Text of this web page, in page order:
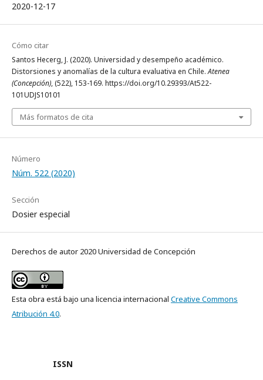
2020-12-17
Cómo citar
Santos Hecerg, J. (2020). Universidad y desempeño académico.
Distorsiones y anomalías de la cultura evaluativa en Chile.Atenea
(Concepción), (522), 153-169. https://doi.org/10.29393/At522-
101UDJS10101
Más formatos de cita
Número
Núm. 522 (2020)
Sección
Dosier especial
Derechos de autor 2020 Universidad de Concepción
Esta obra está bajo una licencia internacional Creative Commons
Atribución 4.0.
ISSN